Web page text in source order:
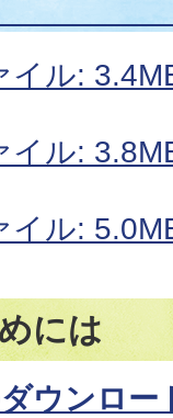
イル:
イル:
イル:
には
ウンロー